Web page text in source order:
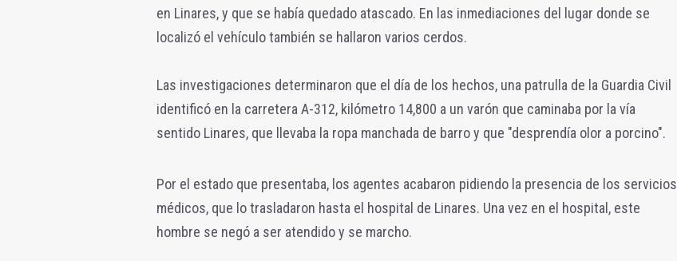
en Linares, y que se había quedado atascado. En las inmediaciones del lugar donde se
localizó el vehículo también se hallaron varios cerdos.
Las investigaciones determinaron que el día de los hechos, una patrulla de la Guardia Civil
identificó en la carretera A-312, kilómetro 14,800 a un varón que caminaba por la vía
sentido Linares, que llevaba la ropa manchada de barro y que "desprendía olor a porcino".
Por el estado que presentaba, los agentes acabaron pidiendo la presencia de los servicios
médicos, que lo trasladaron hasta el hospital de Linares. Una vez en el hospital, este
hombre se negó a ser atendido y se marcho.